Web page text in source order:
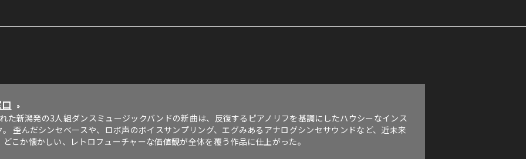
»
た新潟発の3人組ダンスミュージックバンドの新曲は、反復するピアノリフを基調にしたハウシーなインス
。 歪んだシンセベースや、ロボ声のボイスサンプリング、エグみあるアナログシンセサウンドなど、近未来
こか懐かしい、レトロフューチャーな価値観が全体を覆う作品に仕上がった。